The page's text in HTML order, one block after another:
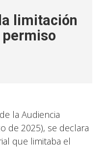
limitación
la Audiencia
de 2025), se declara
que limitaba el